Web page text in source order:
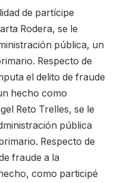
de partícipe
Rodera, se le
pública, un
Respecto de
el delito de fraude
hecho como
Reto Trelles, se le
pública
Respecto de
fraude a la
como participé